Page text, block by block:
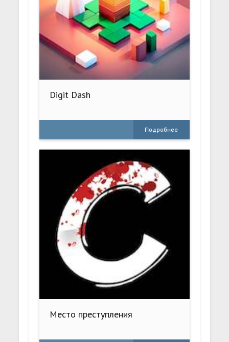
Digit Dash
Подробнее
Место преступления